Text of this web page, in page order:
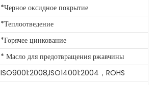
*Черное оксидное покрытие
*Теплоотведение
*Горячее цинкование
* Масло для предотвращения ржавчины
ISO9001:2008,ISO14001:2004，ROHS